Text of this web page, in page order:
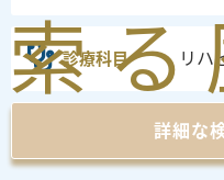
索る
診療科目 リハ
詳細な